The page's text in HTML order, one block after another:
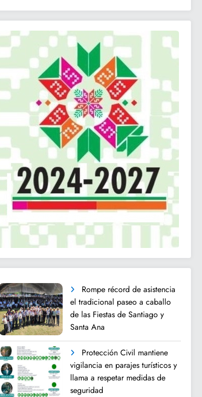
Rompe récord de asistencia
el tradicional paseo a caballo
de las Fiestas de Santiago y
Santa Ana
Protección Civil mantiene
vigilancia en parajes turísticos y
llama a respetar medidas de
seguridad